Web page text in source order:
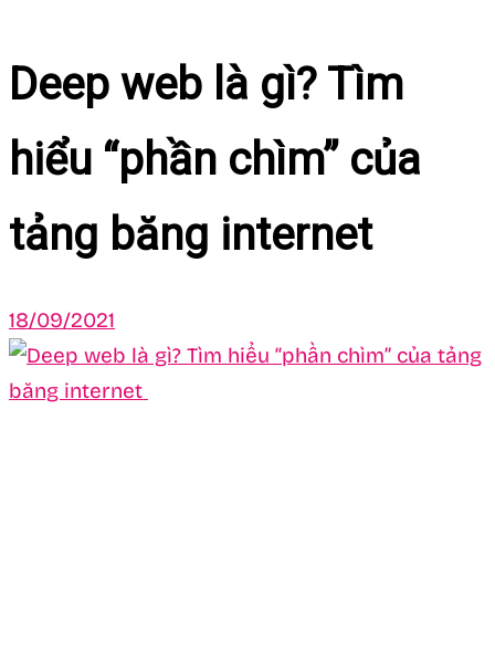
Deep web là gì? Tìm
hiểu “phần chìm” của
tảng băng internet
18/09/2021